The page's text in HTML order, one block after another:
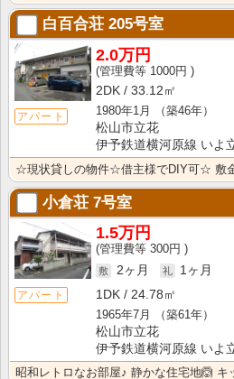
白百合荘 205号室
アパート
2.0万円
1000円
2DK
33.12㎡
1980年1月
（築46年）
松山市立花
伊予鉄道横河原線 いよ
小倉荘 7号室
アパート
1.5万円
300円
2ヶ月
1ヶ月
1DK
24.78㎡
1965年7月
（築61年）
松山市立花
伊予鉄道横河原線 いよ